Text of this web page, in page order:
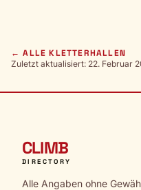
← ALLE KLETTERHALLEN
Zuletzt aktualisiert: 22. Februar
CLIMB
DIRECTORY
Alle Angaben ohne